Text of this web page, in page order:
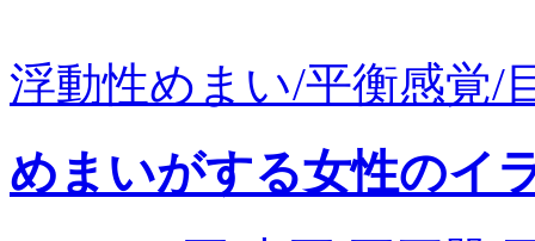
浮動性めまい/平衡感覚/
めまいがする女性のイ